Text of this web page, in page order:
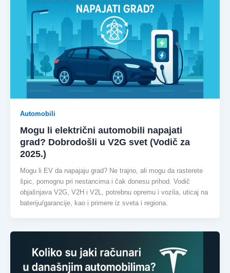
Automobili
Mogu li električni automobili napajati
grad? Dobrodošli u V2G svet (Vodič za
2025.)
Mogu li EV da napajaju grad? Ne trajno, ali mogu da rasterete
špic, pomognu pri nestancima i čak donesu prihod. Vodič
objašnjava V2G, V2H i V2L, potrebnu opremu i vozila, uticaj na
bateriju/garancije, kao i primere iz sveta i regiona.